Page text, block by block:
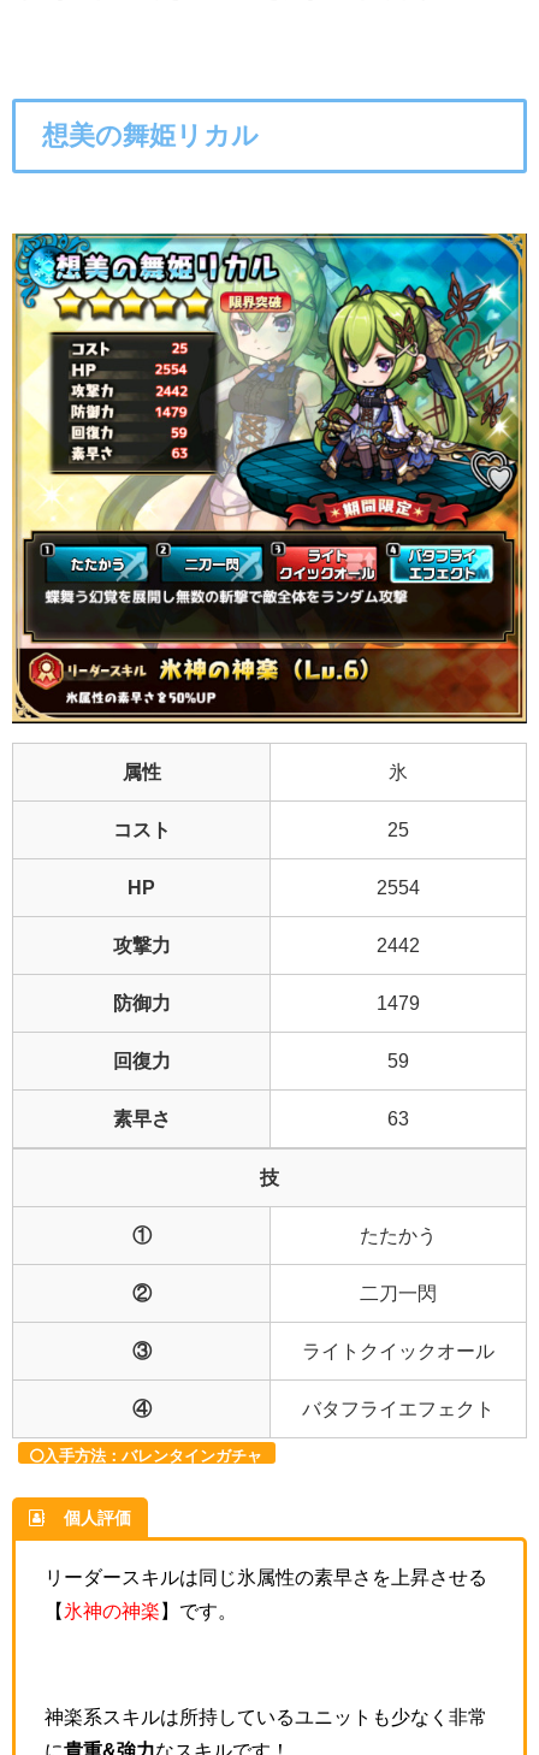
想美の舞姫リカル
属性 氷
コスト 25
HP 2554
攻撃力 2442
防御力 1479
回復力 59
素早さ 63
技
① たたかう
② 二刀一閃
③ ライトクイックオール
④ バタフライエフェクト
入手方法：バレンタインガチャ
個人評価
リーダースキルは同じ氷属性の素早さを上昇させる
【 氷神の神楽 】です。
神楽系スキルは所持しているユニットも少なく非常
に貴重&強力なスキルです！